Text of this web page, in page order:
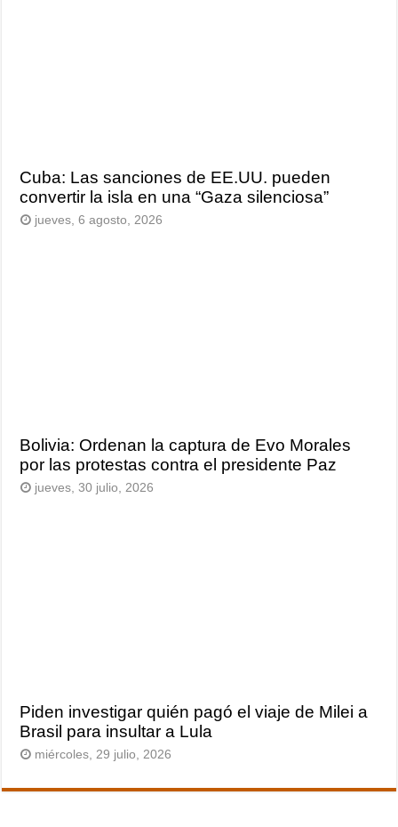
Cuba: Las sanciones de EE.UU. pueden
convertir la isla en una “Gaza silenciosa”
jueves, 6 agosto, 2026
Bolivia: Ordenan la captura de Evo Morales
por las protestas contra el presidente Paz
jueves, 30 julio, 2026
Piden investigar quién pagó el viaje de Milei a
Brasil para insultar a Lula
miércoles, 29 julio, 2026